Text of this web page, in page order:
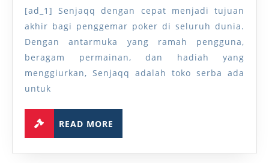
Tujuan
Utama
Penggemar
Poker
[ad_1] Senjaqq dengan cepat menjadi tujuan
akhir bagi penggemar poker di seluruh dunia.
Dengan antarmuka yang ramah pengguna,
beragam permainan, dan hadiah yang
menggiurkan, Senjaqq adalah toko serba ada
untuk
READ MORE